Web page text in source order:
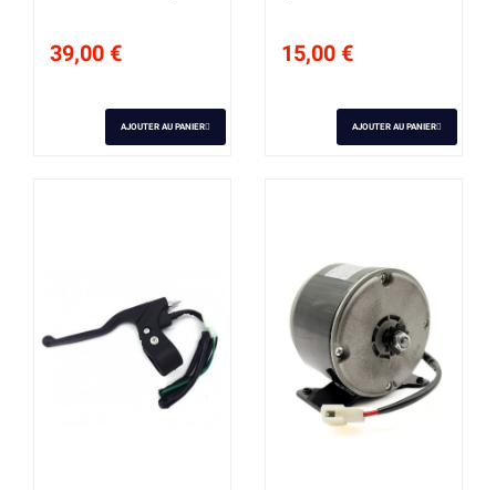
39,00 €
AJOUTER AU PANIER
15,00 €
AJOUTER AU PANIER